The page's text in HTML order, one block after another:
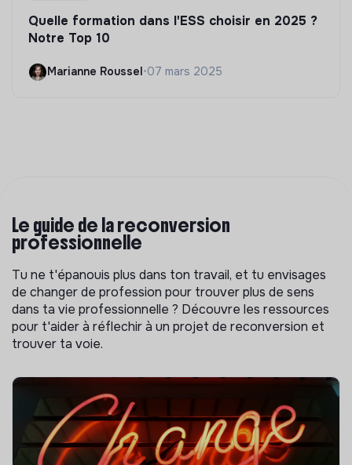
Quelle formation dans l'ESS choisir en 2025 ?
Notre Top 10
Marianne Roussel •07 mars 2025
Le guide de la reconversion
professionnelle
Tu ne t'épanouis plus dans ton travail, et tu envisages
de changer de profession pour trouver plus de sens
dans ta vie professionnelle ? Découvre les ressources
pour t'aider à réflechir à un projet de reconversion et
trouver ta voie.